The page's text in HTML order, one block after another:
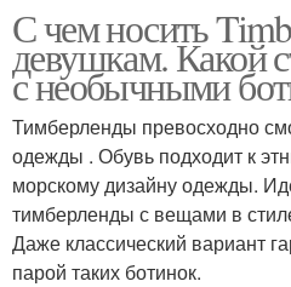
С чем носить
девушкам. Какой
с необычными
Тимберленды превосходно
одежды . Обувь подходит к
морскому дизайну одежды.
тимберленды с вещами в
Даже классический вариант
парой таких ботинок.